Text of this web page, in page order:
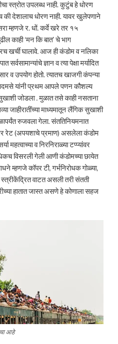
स्त्रोत उपलब्ध नाही. कुटुंब हे धोरण
देशालाच धोरण नाही. यावर खुलेपणाने
म्हणजे र. धों. कर्वे खरे तर १५
काही ‘मन कि बात’ चे भाग
खर्ची घालावे. आज ही कंडोम व नलिका
सर्वसामान्यांचे ज्ञान व त्या पेक्षा मर्यादित
व उपयोग होतो. त्यातच खाजगी कंपन्या
यांनी प्रथम आपले पणन कौशल्य
जोडला . मुळात तसे काही नसताना
जाहीरातींच्या माध्यमातून लैंगिक सुखाशी
रुजवला गेला. संततिनियमनात
रेट (अपयशाचे प्रमाण) असलेला कंडोम
महत्वाच्या व निरनिराळ्या टप्प्यांवर
विसरली गेली आणी कंडोमच्या छायेत
म्हणजे कॉपर टी, गर्भनिरोधक गोळ्या,
वाटत असली तरी संतती
हातात जास्त असणे हे कोणाला सहज
आहे